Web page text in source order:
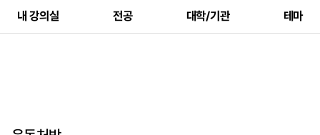
내 강의실 전공 대학/기관 테마